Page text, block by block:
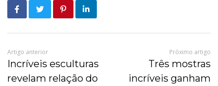
Artigo anterior
Incríveis esculturas
revelam relação do
Próximo artigo
Três mostras
incríveis ganham